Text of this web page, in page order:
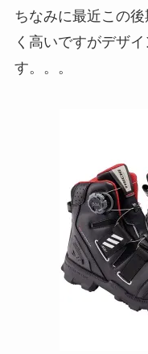
ちなみに最近この
く高いですがデザ
す。。。